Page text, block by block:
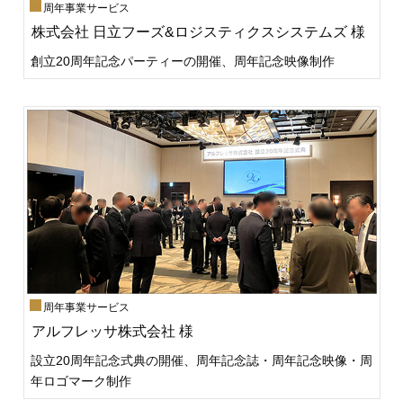
周年事業サービス
株式会社 日立フーズ&ロジスティクスシステムズ 様
創立20周年記念パーティーの開催、周年記念映像制作
周年事業サービス
アルフレッサ株式会社 様
設立20周年記念式典の開催、周年記念誌・周年記念映像・周
年ロゴマーク制作